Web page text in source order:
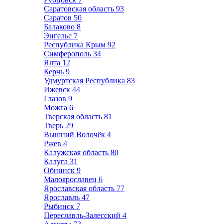
Саратовская область 93
Саратов 50
Балаково 8
Энгельс 7
Республика Крым 92
Симферополь 34
Ялта 12
Керчь 9
Удмуртская Республика 83
Ижевск 44
Глазов 9
Можга 6
Тверская область 81
Тверь 29
Вышний Волочёк 4
Ржев 4
Калужская область 80
Калуга 31
Обнинск 9
Малоярославец 6
Ярославская область 77
Ярославль 47
Рыбинск 7
Переславль-Залесский 4